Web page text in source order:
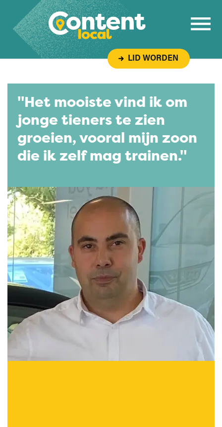
Overslaan naar inhoud
LID WORDEN
"Het mooiste vind ik om
jonge tieners te zien
groeien, vooral mijn zoon
die ik zelf mag trainen."